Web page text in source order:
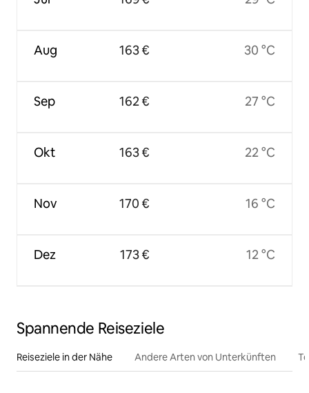
Aug
Sep
Okt
Nov
Dez
163 €
162 €
163 €
170 €
173 €
30 °C
27 °C
22 °C
16 °C
12 °C
Spannende Reiseziele
Reiseziele in der Nähe Andere Arten von Unterkünften